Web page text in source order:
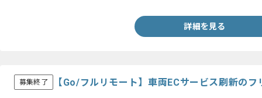
詳細を見る
募集終了 【Go/フルリモート】車両ECサービス刷新の